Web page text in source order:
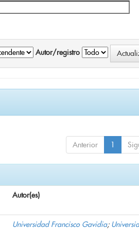
Autor/registro
Anterior 1
Autor(es)
Universidad Francisco Gavidia;